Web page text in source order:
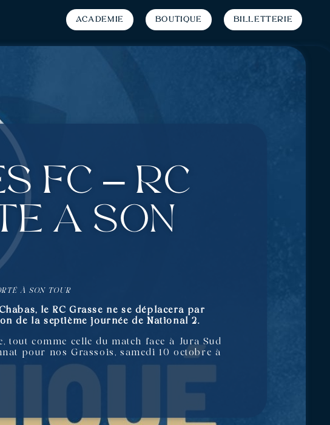
Académie Boutique Billetterie
FC – RC
à son
À SON TOUR
le RC Grasse ne se déplacera par
de la septième journée de National 2.
comme celle du match face à Jura Sud
pour nos Grassois, samedi 10 octobre à